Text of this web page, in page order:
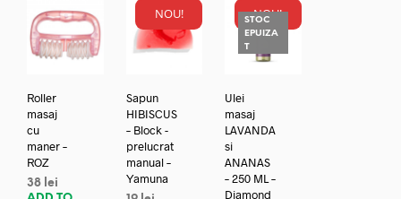
Roller
masaj
cu
maner –
ROZ
38 lei
NOU!
Sapun
HIBISCUS
– Block -
prelucrat
manual –
Yamuna
NOU!
STOC
EPUIZA
T
Ulei
masaj
LAVANDA
si
ANANAS
– 250 ML –
Diamond